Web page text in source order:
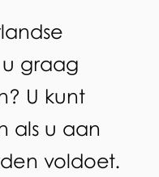
graag
U kunt
als u aan
voldoet.